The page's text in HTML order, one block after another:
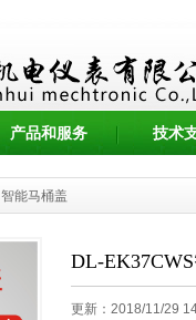
产品和服务 技术
智能马桶盖
DL-
更新：2018/11/29